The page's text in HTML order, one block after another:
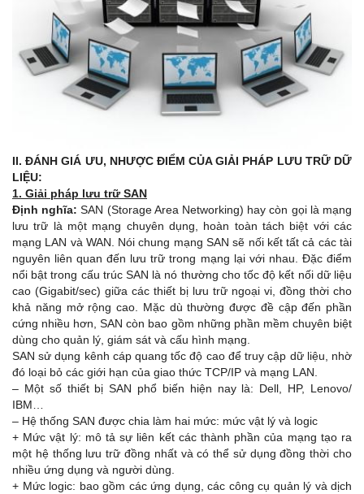
II. ĐÁNH GIÁ ƯU, NHƯỢC ĐIỂM CỦA GIẢI PHÁP LƯU TRỮ DỮ
LIỆU:
1. Giải pháp lưu trữ SAN
Định nghĩa: SAN (Storage Area Networking) hay còn gọi là mạng
lưu trữ là một mạng chuyên dụng, hoàn toàn tách biệt với các
mạng LAN và WAN. Nói chung mạng SAN sẽ nối kết tất cả các tài
nguyên liên quan đến lưu trữ trong mạng lại với nhau. Đặc điểm
nổi bật trong cấu trúc SAN là nó thường cho tốc độ kết nối dữ liệu
cao (Gigabit/sec) giữa các thiết bị lưu trữ ngoại vi, đồng thời cho
khả năng mở rộng cao. Mặc dù thường được đề cập đến phần
cứng nhiều hơn, SAN còn bao gồm những phần mềm chuyên biệt
dùng cho quản lý, giám sát và cấu hình mạng.
SAN sử dụng kênh cáp quang tốc độ cao để truy cập dữ liệu, nhờ
đó loại bỏ các giới hạn của giao thức TCP/IP và mạng LAN.
– Một số thiết bị SAN phổ biến hiện nay là: Dell, HP, Lenovo/
IBM…
– Hệ thống SAN được chia làm hai mức: mức vật lý và logic
+ Mức vật lý: mô tả sự liên kết các thành phần của mạng tạo ra
một hệ thống lưu trữ đồng nhất và có thể sử dụng đồng thời cho
nhiều ứng dụng và người dùng.
+ Mức logic: bao gồm các ứng dụng, các công cụ quản lý và dịch